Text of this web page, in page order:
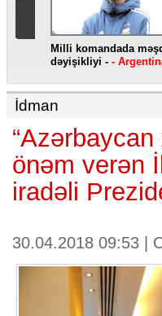
Milli komandada
dəyişikliyi - -
İdman
“Azərbaycan
önəm verən
iradəli
30.04.2018 09:53 |